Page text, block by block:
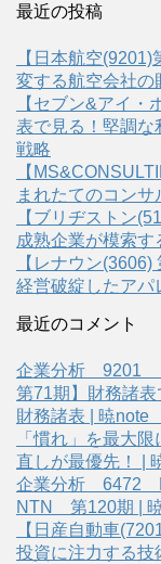
最近の投稿
【日本航空
変する航空会社の
【セブン&アイ
表で見る！堅調な
戦略
【
まれたてのコンサ
【ブリヂストン
成熟企業が模索
【レナウン
経営破綻したアパ
最近のコメント
企業分析 9201
第71期】財務諸
財務諸表 | 暁note
「慣れ」を最大限
直しが最優先！ |
企業分析 6472
NTN 第120期 |
【日産自動車
投資に注力する技